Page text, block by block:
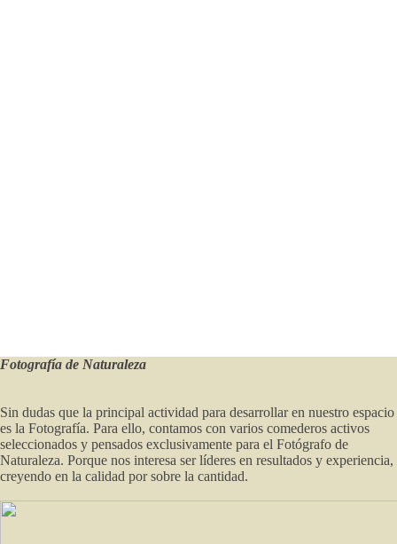
Fotografía de Naturaleza
Sin dudas que la principal actividad para desarrollar en nuestro espacio
es la Fotografía. Para ello, contamos con varios comederos activos
seleccionados y pensados exclusivamente para el Fotógrafo de
Naturaleza. Porque nos interesa ser líderes en resultados y experiencia,
creyendo en la calidad por sobre la cantidad.